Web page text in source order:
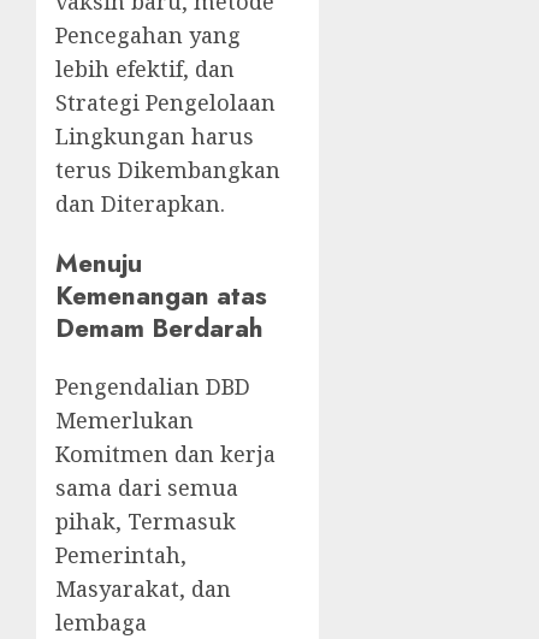
Pencegahan yang
lebih efektif, dan
Strategi Pengelolaan
Lingkungan harus
terus Dikembangkan
dan Diterapkan.
Menuju
Kemenangan atas
Demam Berdarah
Pengendalian DBD
Memerlukan
Komitmen dan kerja
sama dari semua
pihak, Termasuk
Pemerintah,
Masyarakat, dan
lembaga